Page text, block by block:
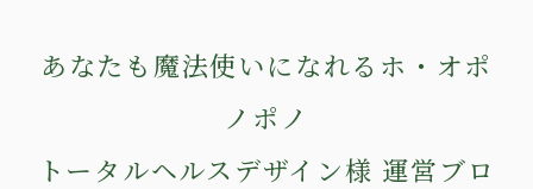
あなたも魔法使いになれるホ・オポ
ノポノ
トータルヘルスデザイン様 運営ブロ